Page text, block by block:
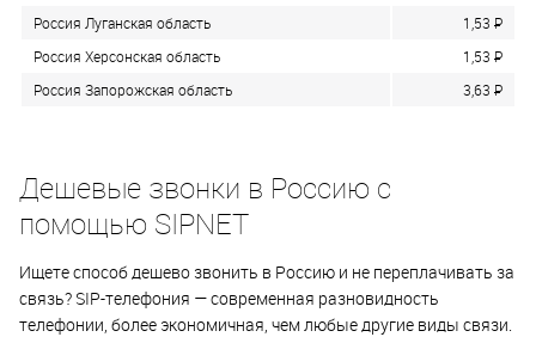
Россия Луганская область
1,53 P
Россия Херсонская область
1,53 P
Россия Запорожская область
3,63 P
Дешевые звонки в Россию с
помощью SIPNET
Ищете способ дешево звонить в Россию и не переплачивать за
связь? SIP-телефония — современная разновидность
телефонии, более экономичная, чем любые другие виды связи.